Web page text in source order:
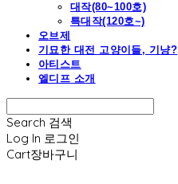
대작(80~100호)
특대작(120호~)
오브제
기묘한 대전 고양이들, 기냥?
아티스트
엘디프 소개
Search 검색
Log In 로그인
Cart장바구니